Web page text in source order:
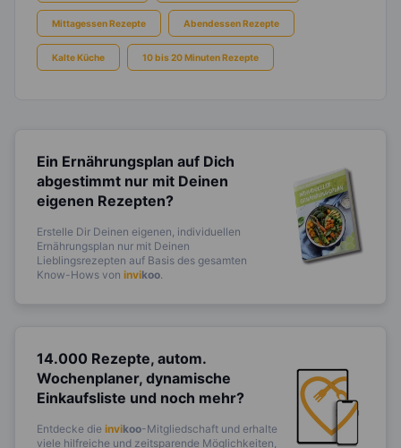
Mittagessen Rezepte Abendessen Rezepte
Kalte Küche 10 bis 20 Minuten Rezepte
Ein Ernährungsplan auf Dich
abgestimmt nur mit Deinen
eigenen Rezepten?
Erstelle Dir Deinen eigenen, individuellen
Ernährungsplan nur mit Deinen
Lieblingsrezepten auf Basis des gesamten
Know-Hows von invikoo
14.000 Rezepte, autom.
Wochenplaner, dynamische
Einkaufsliste und noch mehr?
Entdecke die invikoo-Mitgliedschaft und erhalte
viele hilfreiche und zeitsparende Möglichkeiten,